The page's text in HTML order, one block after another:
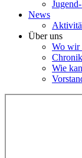
News
Über uns
Wo wir
Chronik
Wie